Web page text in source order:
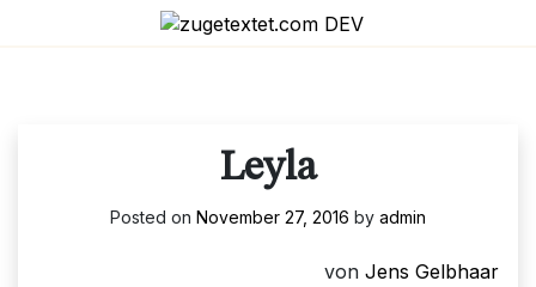
Leyla
Posted on November 27, 2016 by admin
von Jens Gelbhaar